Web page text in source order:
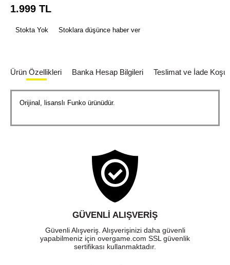
1.999 TL
Stokta Yok Stoklara düşünce haber ver
Ürün Özellikleri Banka Hesap Bilgileri Teslimat ve İade
Orijinal, lisanslı Funko ürünüdür.
GÜVENLI ALIŞVERIŞ
Güvenli Alışveriş. Alışverişinizi daha güvenli
yapabilmeniz için overgame.com SSL güvenlik
sertifikası kullanmaktadır.